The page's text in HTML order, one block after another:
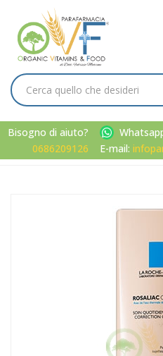
Bisogno di aiuto?
0686209126
E-mail:
Uniformante